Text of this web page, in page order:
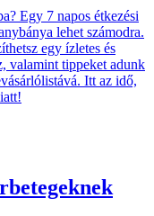
Egy 7 napos étkezési
lehet számodra.
egy ízletes és
valamint tippeket adunk
Itt az idő,